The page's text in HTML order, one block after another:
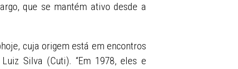
que se mantém ativo desde a
cuja origem está em encontros
Silva (Cuti). “Em 1978, eles e